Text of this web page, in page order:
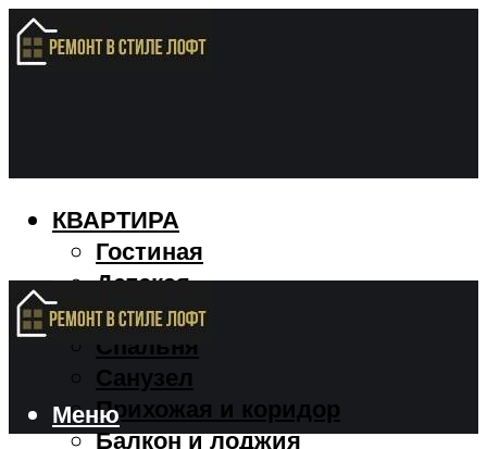
КВАРТИРА
Гостиная
Детская
Кухня
Спальня
Санузел
Прихожая и коридор
Балкон и лоджия
Меню